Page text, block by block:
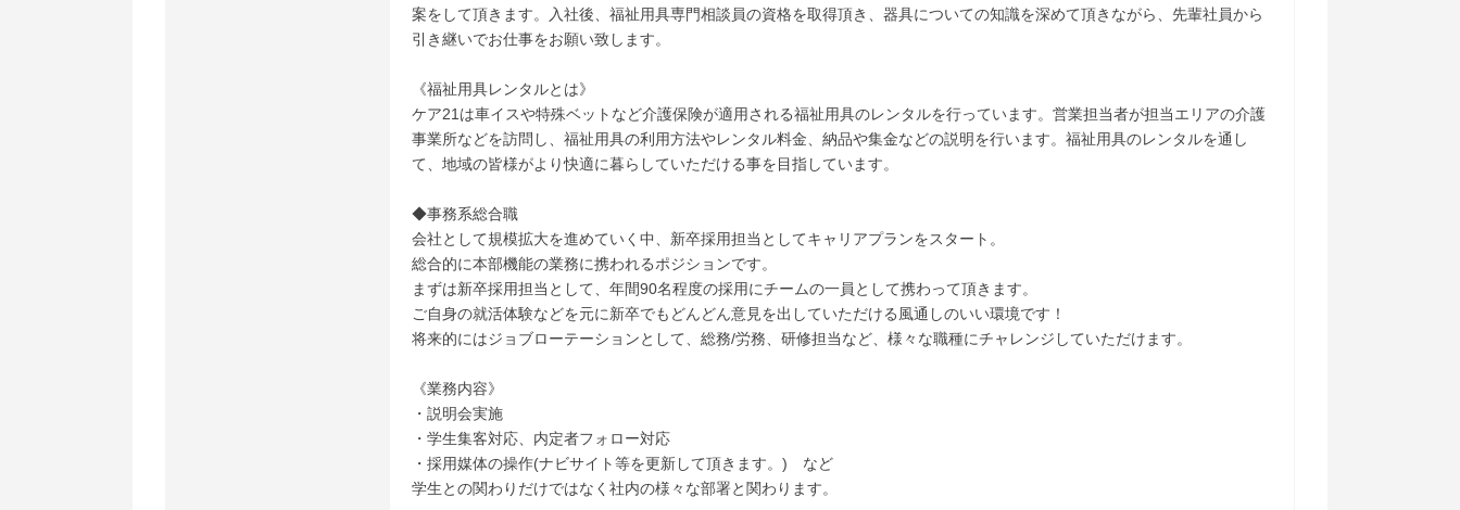
案をして頂きます。入社後、福祉用具専門相談員の資格を取得頂き、器具についての知識を深めて頂きながら、先輩社員から
引き継いでお仕事をお願い致します。
《福祉用具レンタルとは》
ケア21は車イスや特殊ベットなど介護保険が適用される福祉用具のレンタルを行っています。営業担当者が担当エリアの介護
事業所などを訪問し、福祉用具の利用方法やレンタル料金、納品や集金などの説明を行います。福祉用具のレンタルを通し
て、地域の皆様がより快適に暮らしていただける事を目指しています。
◆事務系総合職
会社として規模拡大を進めていく中、新卒採用担当としてキャリアプランをスタート。
総合的に本部機能の業務に携われるポジションです。
まずは新卒採用担当として、年間90名程度の採用にチームの一員として携わって頂きます。
ご自身の就活体験などを元に新卒でもどんどん意見を出していただける風通しのいい環境です！
将来的にはジョブローテーションとして、総務/労務、研修担当など、様々な職種にチャレンジしていただけます。
《業務内容》
・説明会実施
・学生集客対応、内定者フォロー対応
・採用媒体の操作(ナビサイト等を更新して頂きます。) など
学生との関わりだけではなく社内の様々な部署と関わります。